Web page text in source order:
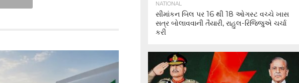
NATIONAL
સીમાંકન બિલ પર 16 થી 18 ઓગસ્ટ વચ્ચે ખાસ
સત્ર બોલાવવાની તૈયારી, રાહુલ-રિજિજુએ ચર્ચા
કરી